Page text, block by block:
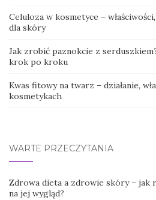
Celuloza w kosmetyce –
dla skóry
Jak zrobić paznokcie z
krok po kroku
Kwas fitowy na twarz – działanie,
kosmetykach
WARTE PRZECZYTANIA
Zdrowa dieta a zdrowie skóry – jak
na jej wygląd?